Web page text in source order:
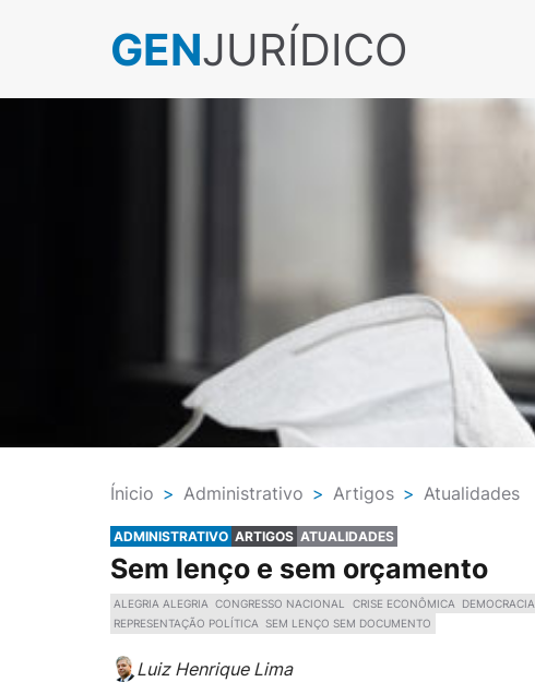
GENJURÍDICO
Ínicio > Administrativo > Artigos > Atualidades
ADMINISTRATIVO ARTIGOS ATUALIDADES
Sem lenço e sem orçamento
ALEGRIA ALEGRIA CONGRESSO NACIONAL CRISE ECONÔMICA DEMOCRACIA
REPRESENTAÇÃO POLÍTICA
SEM LENÇO SEM DOCUMENTO
Luiz Henrique Lima